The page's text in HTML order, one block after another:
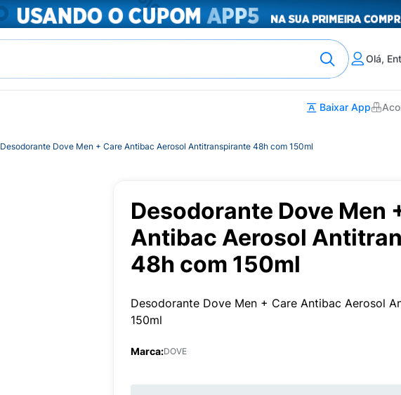
Olá,
Baixar App
Desodorante Dove Men + Care Antibac Aerosol Antitranspirante 48h com 150ml
Desodorante Dove Men
Antibac Aerosol
48h com 150ml
Desodorante Dove Men + Care Antibac Aerosol
150ml
Marca:DOVE